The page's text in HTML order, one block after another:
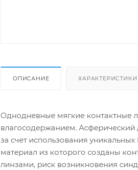
ОПИСАНИЕ ХАРАКТЕРИСТИКИ
Однодневные мягкие контактные
влагосодержанием. Асферический
за счет использования
материал из которого созданы
линзами, риск возникновения